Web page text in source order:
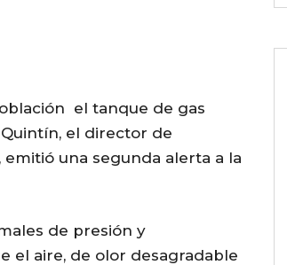
el tanque de gas
el director de
emitió una segunda alerta a la
de presión y
el aire, de olor desagradable